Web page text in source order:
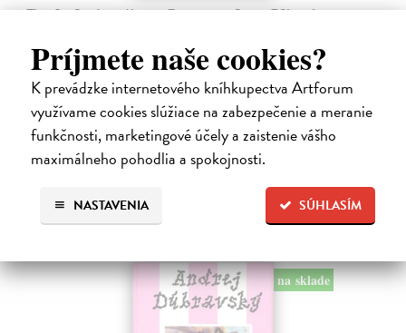
Príjmete naše cookies?
K prevádzke internetového kníhkupectva Artforum
využívame cookies slúžiace na zabezpečenie a meranie
funkčnosti, marketingové účely a zaistenie vášho
maximálneho pohodlia a spokojnosti.
SÚHLASÍM
NASTAVENIA
Posledná večera Leonarda z Vinci
Stano Lajda je súčasný slovenský maliar, ktorý niekoľko rokov
systematicky pracoval na rekonštrukcii ikonickej Poslednej večere,
čo ho inšpirovalo k napísaniu tejto knihy. Odkrýva pred nami silné i
slabé…
Na sklade ?
31,92 €
?
na sklade